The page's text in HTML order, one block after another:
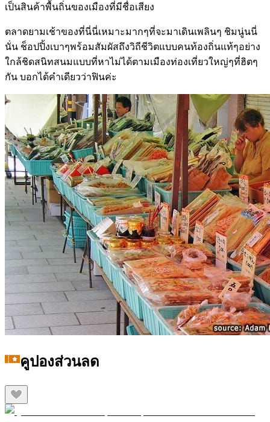
เป็นสินค้าพื้นถิ่นของเมืองที่มีชื่อเสียง
ตลาดยามเช้าของที่นี่นี่เหมาะมากๆที่จะมาเดินเพลินๆ ชิมนู่นนี่
นั่น ช็อปปิ้งเบาๆพร้อมสัมผัสถึงวิถีชีวิตแบบคนท้องถิ่นแท้ๆอย่าง
ใกล้ชิดสนิทสนมแบบที่หาไม่ได้ตามเมืองท่องเที่ยวใหญ่ๆที่ฮิตๆ
กัน บอกได้คำเดียวว่าฟินค่ะ
คูปองส่วนลด